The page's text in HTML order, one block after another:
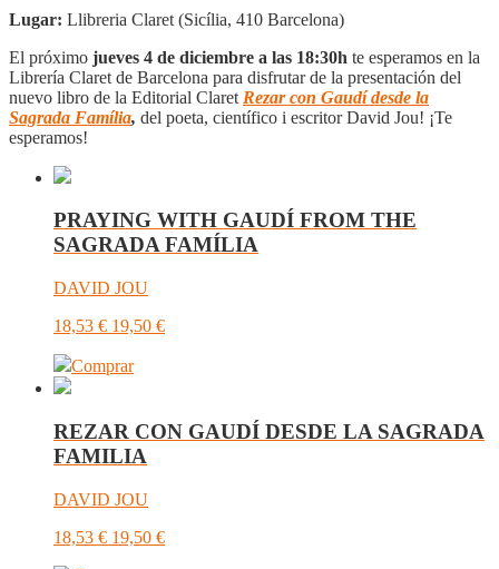
Lugar: Llibreria Claret (Sicília, 410 Barcelona)
El próximo jueves 4 de diciembre a las 18:30h te esperamos en la
Librería Claret de Barcelona para disfrutar de la presentación del
nuevo libro de la Editorial Claret Rezar con Gaudí desde la
Sagrada Família, del poeta, científico i escritor David Jou! ¡Te
esperamos!
PRAYING WITH GAUDÍ FROM THE
SAGRADA FAMÍLIA
DAVID JOU
18,53 € 19,50 €
Comprar
REZAR CON GAUDÍ DESDE LA SAGRADA
FAMILIA
DAVID JOU
18,53 € 19,50 €